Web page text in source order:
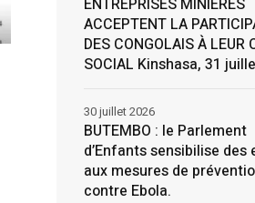
ENTREPRISES MINIÈRES
ACCEPTENT LA
DES CONGOLAIS À LEUR
SOCIAL Kinshasa, 31
BUTEMBO : le Parlement
d’Enfants sensibilise des
aux mesures de
contre Ebola.
30 juillet 2026